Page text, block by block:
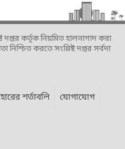
কর্তৃক নিয়মিত হালনাগাদ করা
নিশ্চিত করতে সংশ্লিষ্ট দপ্তর সর্বদা
শর্তাবলি
যোগাযোগ